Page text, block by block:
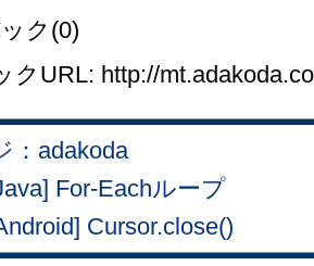
ク(0)
クURL: http://
：adakoda
For-Eachループ
Cursor.close()